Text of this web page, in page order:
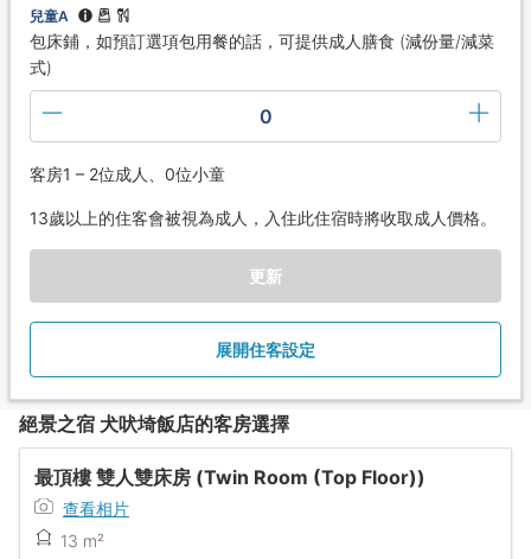
兒童A
包床鋪，如預訂選項包用餐的話，可提供成人膳食 (減份量/減菜
式)
0
客房1 – 2位成人、0位小童
13歲以上的住客會被視為成人，入住此住宿時將收取成人價格。
更新
展開住客設定
絕景之宿 犬吠埼飯店的客房選擇
最頂樓 雙人雙床房 (Twin Room (Top Floor))
查看相片
13 m²